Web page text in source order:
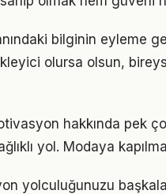
bilginin eyleme
olursa olsun,
hakkında pek
yol. Modaya
yolculuğunuzu